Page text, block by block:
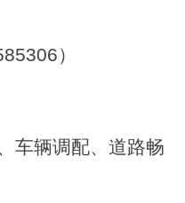
）
车辆调配、道路畅